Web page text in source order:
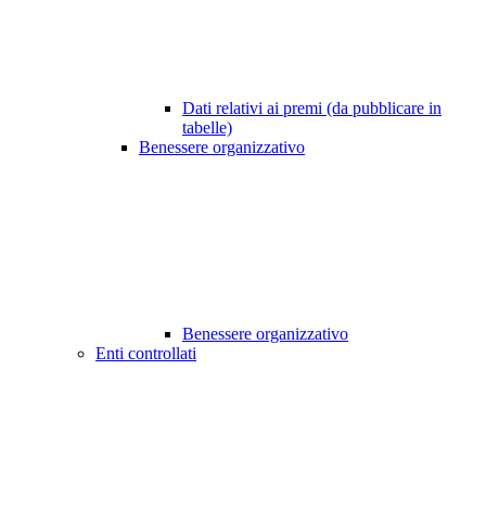
Dati relativi ai premi (da pubblicare in
tabelle)
Benessere organizzativo
Benessere organizzativo
Enti controllati